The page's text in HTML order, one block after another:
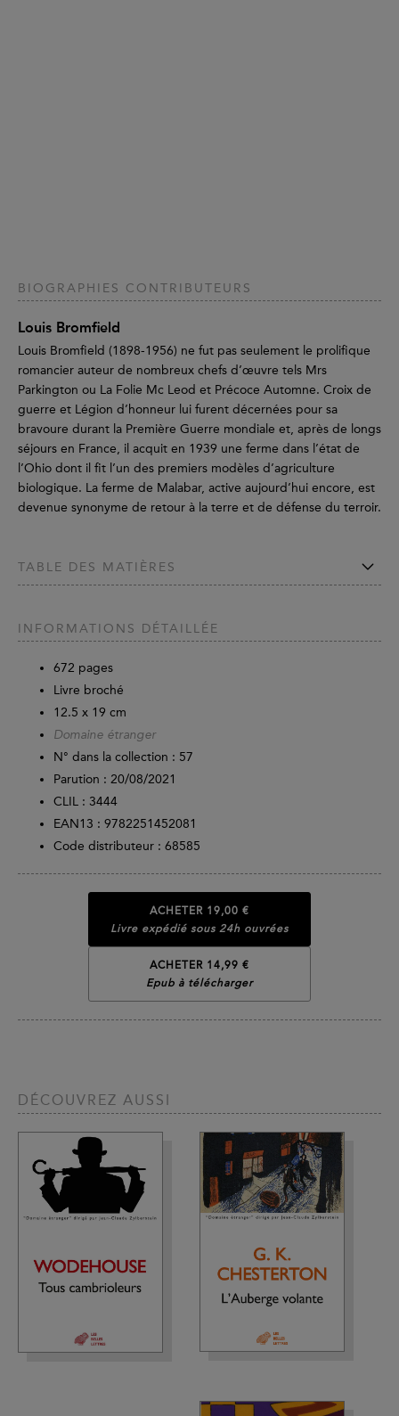
BIOGRAPHIES CONTRIBUTEURS
Louis Bromfield
Louis Bromfield (1898-1956) ne fut pas seulement le prolifique
romancier auteur de nombreux chefs d’œuvre tels Mrs
Parkington ou La Folie Mc Leod et Précoce Automne. Croix de
guerre et Légion d’honneur lui furent décernées pour sa
bravoure durant la Première Guerre mondiale et, après de longs
séjours en France, il acquit en 1939 une ferme dans l’état de
l’Ohio dont il fit l’un des premiers modèles d’agriculture
biologique. La ferme de Malabar, active aujourd’hui encore, est
devenue synonyme de retour à la terre et de défense du terroir.
TABLE DES MATIÈRES
INFORMATIONS DÉTAILLÉE
672 pages
Livre broché
12.5 x 19 cm
Domaine étranger
N° dans la collection : 57
Parution : 20/08/2021
CLIL : 3444
EAN13 : 9782251452081
Code distributeur : 68585
ACHETER 19,00 €
Livre expédié sous 24h ouvrées
ACHETER 14,99 €
Epub à télécharger
DÉCOUVREZ AUSSI